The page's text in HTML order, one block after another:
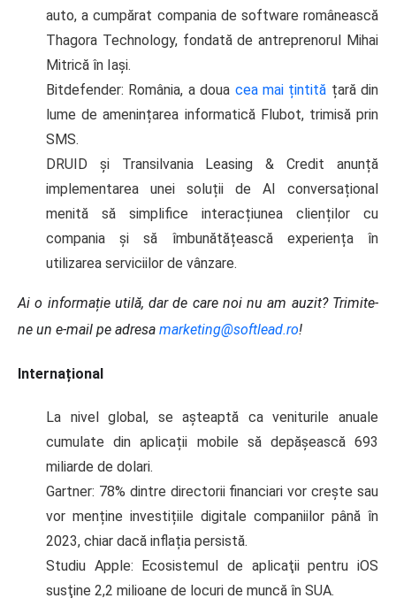
auto, a cum­părat compania de software românească
Thagora Technology, fondată de antreprenorul Mihai
Mitrică în Iaşi.
Bitdefender: România, a doua cea mai țintită țară din
lume de amenințarea informatică Flubot, trimisă prin
SMS.
DRUID și Transilvania Leasing & Credit anunță
implementarea unei soluții de AI conversațional
menită să simplifice interacțiunea clienților cu
compania și să îmbunătățească experiența în
utilizarea serviciilor de vânzare.
Ai o informație utilă, dar de care noi nu am auzit? Trimite-
ne un e-mail pe adresa marketing@softlead.ro!
Internațional
La nivel global, se așteaptă ca veniturile anuale
cumulate din aplicații mobile să depășească 693
miliarde de dolari.
Gartner: 78% dintre directorii financiari vor crește sau
vor menține investițiile digitale companiilor până în
2023, chiar dacă inflația persistă.
Studiu Apple: Ecosistemul de aplicaţii pentru iOS
susţine 2,2 milioane de locuri de muncă în SUA.